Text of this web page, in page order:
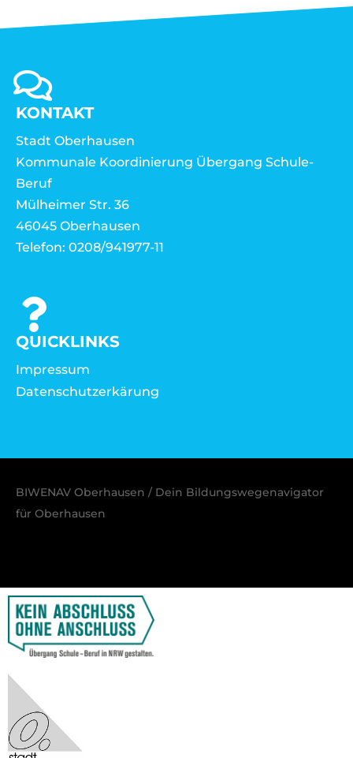
KONTAKT
Stadt Oberhausen
Kommunale Koordinierung Übergang Schule-
Beruf
Mülheimer Str. 36
46045 Oberhausen
Telefon: 0208/941977-11
QUICKLINKS
Impressum
Datenschutzerkärung
BIWENAV Oberhausen / Dein Bildungswegenavigator
für Oberhausen